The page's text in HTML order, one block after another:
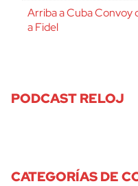
Arriba a Cuba Convoy
a Fidel
PODCAST RELOJ
CATEGORÍAS DE